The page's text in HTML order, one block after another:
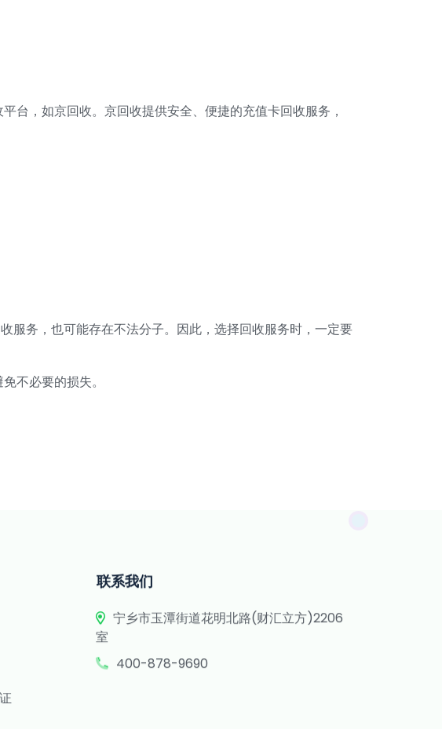
台，如京回收。京回收提供安全、便捷的充值卡回收服务，
服务，也可能存在不法分子。因此，选择回收服务时，一定要
不必要的损失。
联系我们
宁乡市玉潭街道花明北路(财汇立方)2206
室
400-878-9690